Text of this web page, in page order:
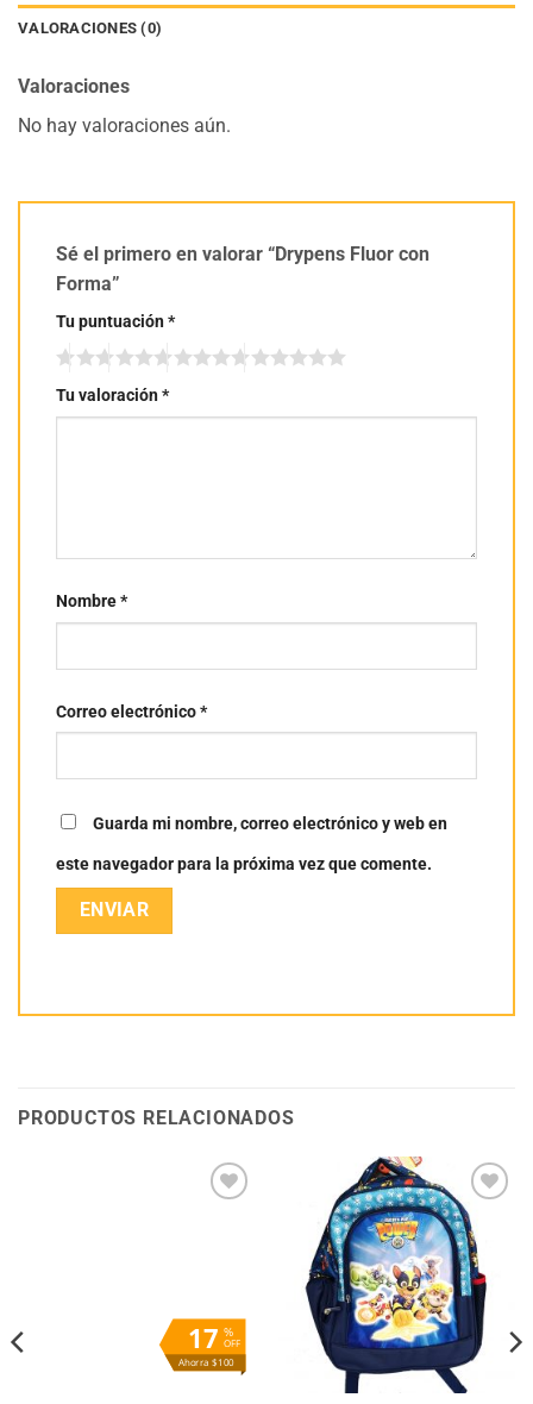
VALORACIONES (0)
Valoraciones
No hay valoraciones aún.
Sé el primero en valorar “Drypens Fluor con
Forma”
Tu puntuación*
Tu valoración*
Nombre*
Correo electrónico*
Guarda mi nombre, correo electrónico y web en
este navegador para la próxima vez que comente.
PRODUCTOS RELACIONADOS
%
OFF
17
Ahorra $100
Añadir
a la
lista
de
deseos